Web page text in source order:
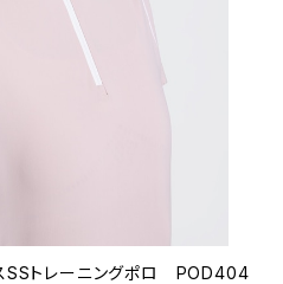
トレーニングポロ POD404